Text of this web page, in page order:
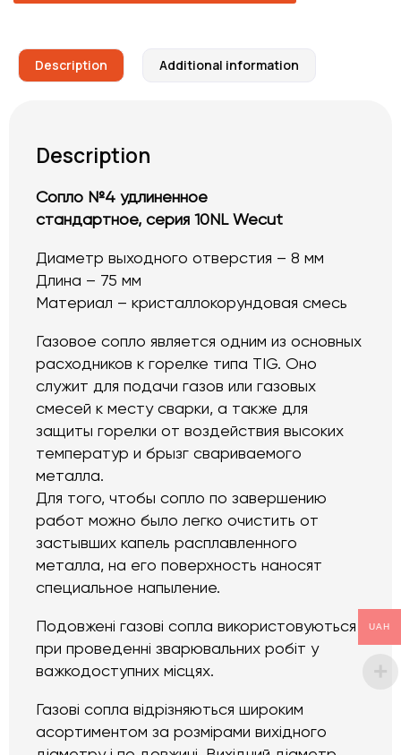
Description Additional information
Description
Сопло №4 удлиненное
стандартное, серия 10NL Wecut
Диаметр выходного отверстия – 8 мм
Длина – 75 мм
Материал – кристаллокорундовая смесь
Газовое сопло является одним из основных
расходников к горелке типа TIG. Оно
служит для подачи газов или газовых
смесей к месту сварки, а также для
защиты горелки от воздействия высоких
температур и брызг свариваемого
металла.
Для того, чтобы сопло по завершению
работ можно было легко очистить от
застывших капель расплавленного
металла, на его поверхность наносят
специальное напыление.
Подовжені газові сопла використовуються
при проведенні зварювальних робіт у
важкодоступних місцях.
Газові сопла відрізняються широким
асортиментом за розмірами вихідного
UAH